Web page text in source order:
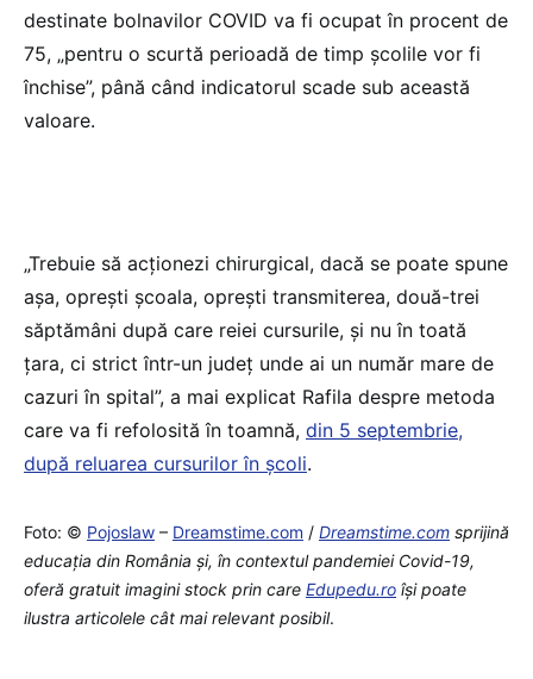
destinate bolnavilor COVID va fi ocupat în procent de
75, „pentru o scurtă perioadă de timp școlile vor fi
închise”, până când indicatorul scade sub această
valoare.
„Trebuie să acționezi chirurgical, dacă se poate spune
așa, oprești școala, oprești transmiterea, două-trei
săptămâni după care reiei cursurile, și nu în toată
țara, ci strict într-un județ unde ai un număr mare de
cazuri în spital”, a mai explicat Rafila despre metoda
care va fi refolosită în toamnă, din 5 septembrie,
după reluarea cursurilor în școli.
Foto: © Pojoslaw – Dreamstime.com / Dreamstime.com sprijină
educaţia din România şi, în contextul pandemiei Covid-19,
oferă gratuit imagini stock prin care Edupedu.ro îşi poate
ilustra articolele cât mai relevant posibil.